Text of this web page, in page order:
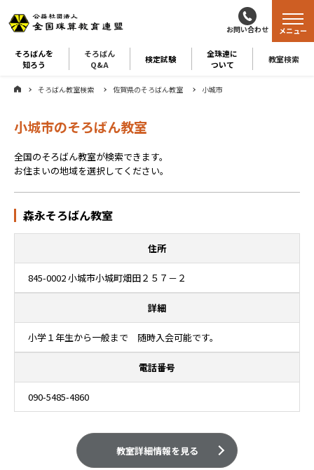
お問い合わせ
そろばんを
知ろう
そろばん
Q&A
検定試験
全珠連に
ついて
教室検索
メニュー
そろばん教室検索 佐賀県のそろばん教室 小城市
小城市のそろばん教室
全国のそろばん教室が検索できます。
お住まいの地域を選択してください。
森永そろばん教室
住所
845-0002 小城市小城町畑田２５７－２
詳細
小学１年生から一般まで 随時入会可能です。
電話番号
090-5485-4860
教室詳細情報を見る